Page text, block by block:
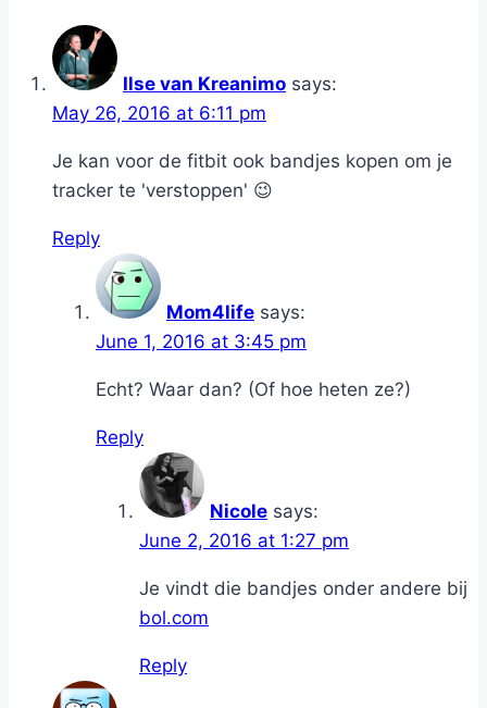
Ilse van Kreanimo says:
May 26, 2016 at 6:11 pm
Je kan voor de fitbit ook bandjes kopen om je
tracker te 'verstoppen' 😉
Reply
Mom4life says:
June 1, 2016 at 3:45 pm
Echt? Waar dan? (Of hoe heten ze?)
Reply
Nicole says:
June 2, 2016 at 1:27 pm
Je vindt die bandjes onder andere bij
bol.com
Reply